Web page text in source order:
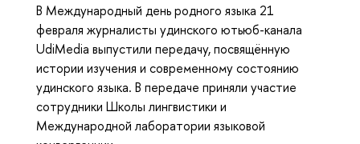
В Международный день родного языка 21
февраля журналисты удинского ютьюб-канала
UdiMedia выпустили передачу, посвящённую
истории изучения и современному состоянию
удинского языка. В передаче приняли участие
сотрудники Школы лингвистики и
Международной лаборатории языковой